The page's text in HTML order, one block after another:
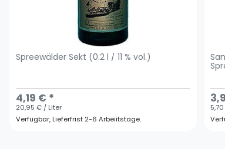
Spreewälder Sekt (0.2 l / 11 % vol.)
4,19 € *
20,95 € / Liter
Verfügbar, Lieferfrist 2-6 Arbeiitstage.